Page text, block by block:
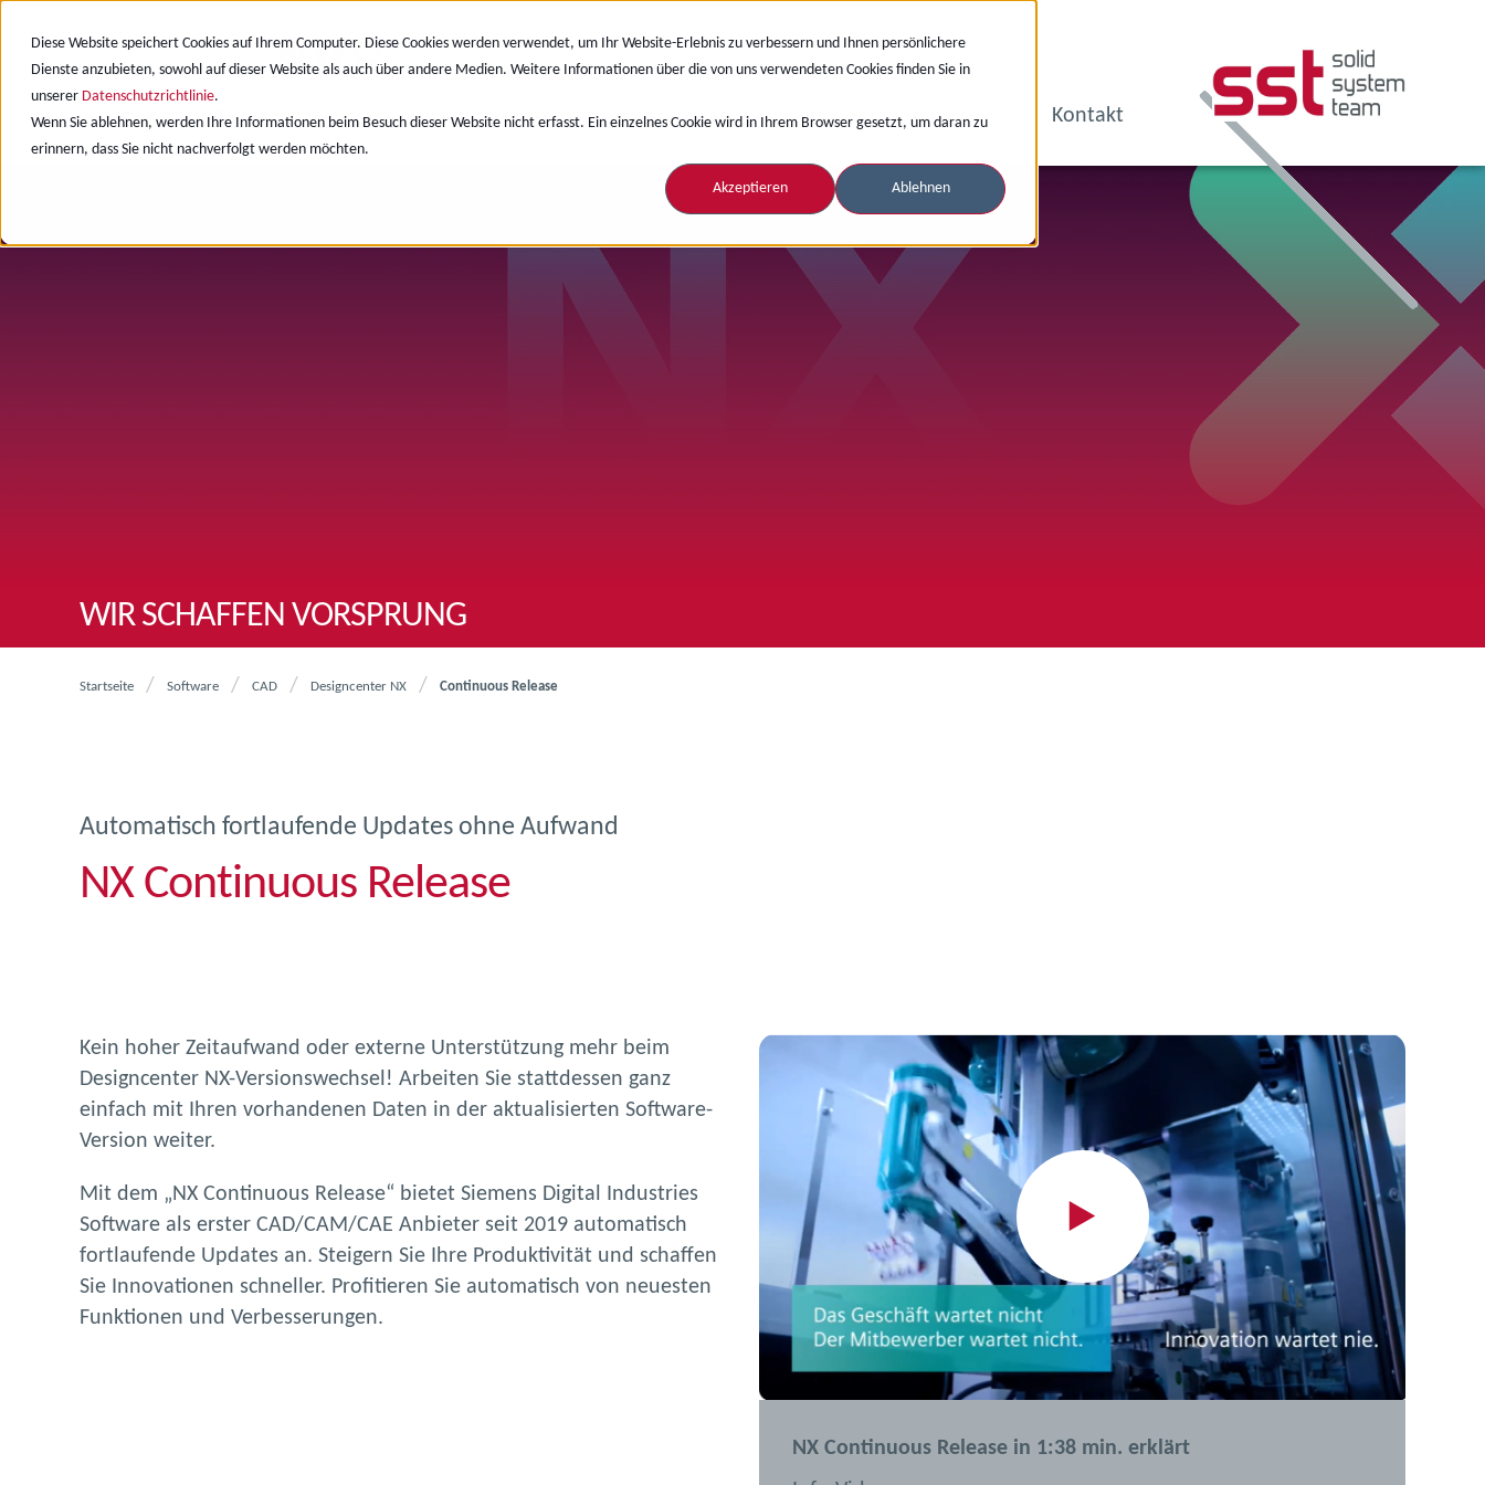
Diese Website speichert Cookies auf Ihrem Computer. Diese Cookies werden verwendet, um Ihr Website-Erlebnis zu verbessern und Ihnen persönlichere
Dienste anzubieten, sowohl auf dieser Website als auch über andere Medien. Weitere Informationen über die von uns verwendeten Cookies finden Sie in
unserer Datenschutzrichtlinie.
Wenn Sie ablehnen, werden Ihre Informationen beim Besuch dieser Website nicht erfasst. Ein einzelnes Cookie wird in Ihrem Browser gesetzt, um daran zu
erinnern, dass Sie nicht nachverfolgt werden möchten.
Akzeptieren Ablehnen
Unsere Expertise CAD/CAE CAM PDM/PLM ERP VR/AR Termine Unternehmen Kontakt
WIR SCHAFFEN VORSPRUNG
Startseite Software CAD Designcenter NX Continuous Release
Automatisch fortlaufende Updates ohne Aufwand
NX Continuous Release
Kein hoher Zeitaufwand oder externe Unterstützung mehr beim
Designcenter NX-Versionswechsel! Arbeiten Sie stattdessen ganz
einfach mit Ihren vorhandenen Daten in der aktualisierten Software-
Version weiter.
Mit dem „NX Continuous Release“ bietet Siemens Digital Industries
Software als erster CAD/CAM/CAE Anbieter seit 2019 automatisch
fortlaufende Updates an. Steigern Sie Ihre Produktivität und schaffen
Sie Innovationen schneller. Profitieren Sie automatisch von neuesten
Funktionen und Verbesserungen.
NX Continuous Release in 1:38 min. erklärt